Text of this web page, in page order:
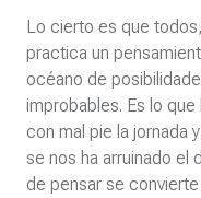
Lo cierto es que
practica un
océano de
improbables. Es lo
con mal pie la jornada
se nos ha arruinado el
de pensar se